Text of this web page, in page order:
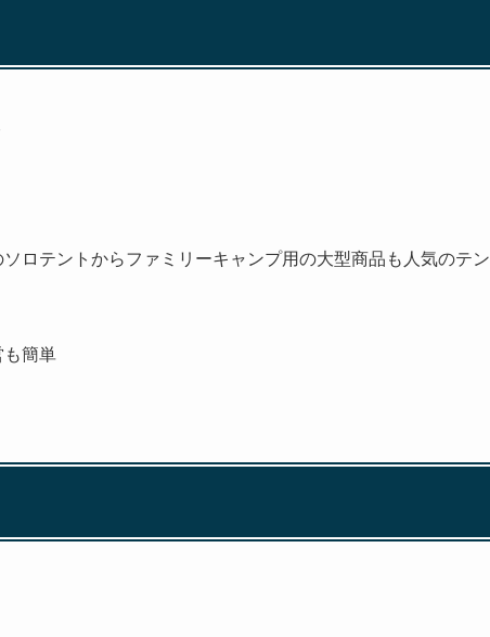
ロテントからファミリーキャンプ用の大型商品も人気のテン
も簡単